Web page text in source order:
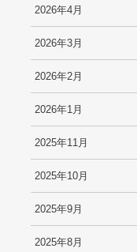
2026年4月
2026年3月
2026年2月
2026年1月
2025年11月
2025年10月
2025年9月
2025年8月